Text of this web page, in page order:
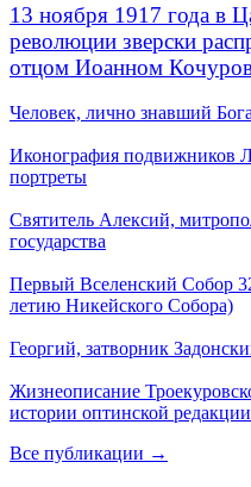
13 ноября 1917 года в
революции зверски
отцом Иоанном
Человек, лично знавший Бога
Иконография подвижников
портреты
Святитель Алексий,
государства
Первый Вселенский Собор
летию Никейского Собора)
Георгий, затворник
Жизнеописание
истории оптинской редакции
Все публикации →